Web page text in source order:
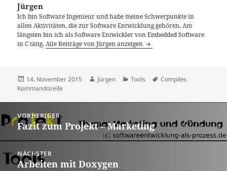
Jürgen
Ich bin Software Ingenieur und habe meine Schwerpunkte in
allen Aktivitäten, die zur Software Entwicklung gehören. Am
längsten bin ich als Software Entwickler von Embedded Software
in C tätig.Alle Beiträge von Jürgen anzeigen
Veröffentlicht
am
14. November 2015 Autor
Jürgen Kategorien
Tools Schlagwörter
Compiler,
Kommandozeile
VORHERIGER
Vorheriger
Beitrag:
Fazit zum Projekt – Marketing
NÄCHSTER
Nächster
Arbeiten mit Doxygen